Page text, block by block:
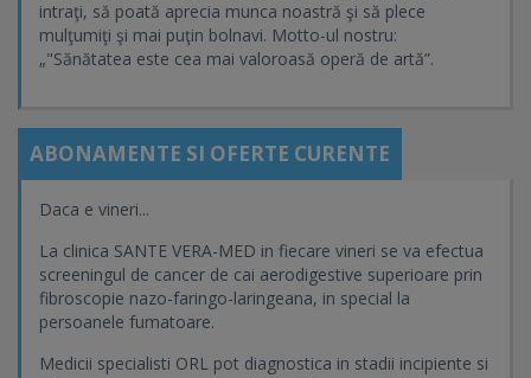
intraţi, să poată aprecia munca noastră şi să plece
mulţumiţi şi mai puţin bolnavi. Motto-ul nostru:
„"Sănătatea este cea mai valoroasă operă de artă”.
ABONAMENTE SI OFERTE CURENTE
Daca e vineri...
La clinica SANTE VERA-MED in fiecare vineri se va efectua
screeningul de cancer de cai aerodigestive superioare prin
fibroscopie nazo-faringo-laringeana, in special la
persoanele fumatoare.
Medicii specialisti ORL pot diagnostica in stadii incipiente si